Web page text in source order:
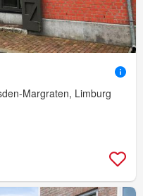
Margraten, Limburg